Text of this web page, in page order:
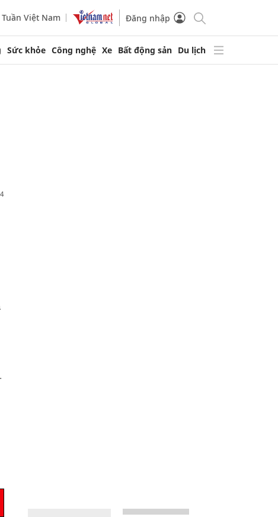
Tuần Việt Nam Đăng nhập
Sức khỏe Công nghệ Xe Bất động sản Du lịch